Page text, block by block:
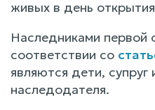
живых в день
Наследниками первой
соответствии со
являются дети, супруг
наследодателя.